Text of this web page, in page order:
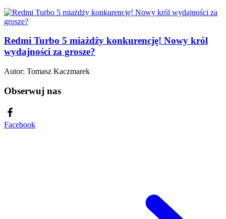
Redmi Turbo 5 miażdży konkurencję! Nowy król
wydajności za grosze?
Autor: Tomasz Kaczmarek
Obserwuj nas
Facebook